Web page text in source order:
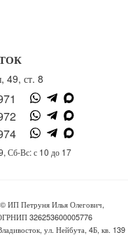
49, ст. 8
Сб-Вс: с 10 до 17
ИП Петруня Илья Олегович,
326253600005776
ул. Нейбута, 4Б, кв. 139